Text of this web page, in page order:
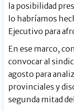
la posibilidad
lo habríamos
Ejecutivo para
En ese marco,
convocar al
agosto para
provinciales y
segunda mitad